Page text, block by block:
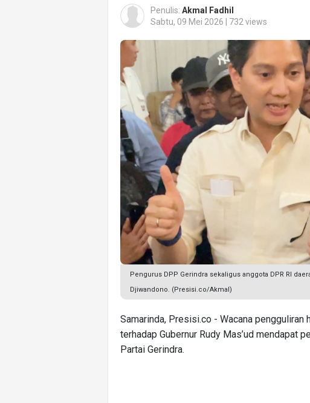
Penulis: Akmal Fadhil
Sabtu, 09 Mei 2026 | 732 views
Pengurus DPP Gerindra sekaligus anggota DPR RI
Djiwandono. (Presisi.co/Akmal)
Samarinda, Presisi.co - Wacana pengguliran
terhadap Gubernur Rudy Mas’ud mendapat
Partai Gerindra.